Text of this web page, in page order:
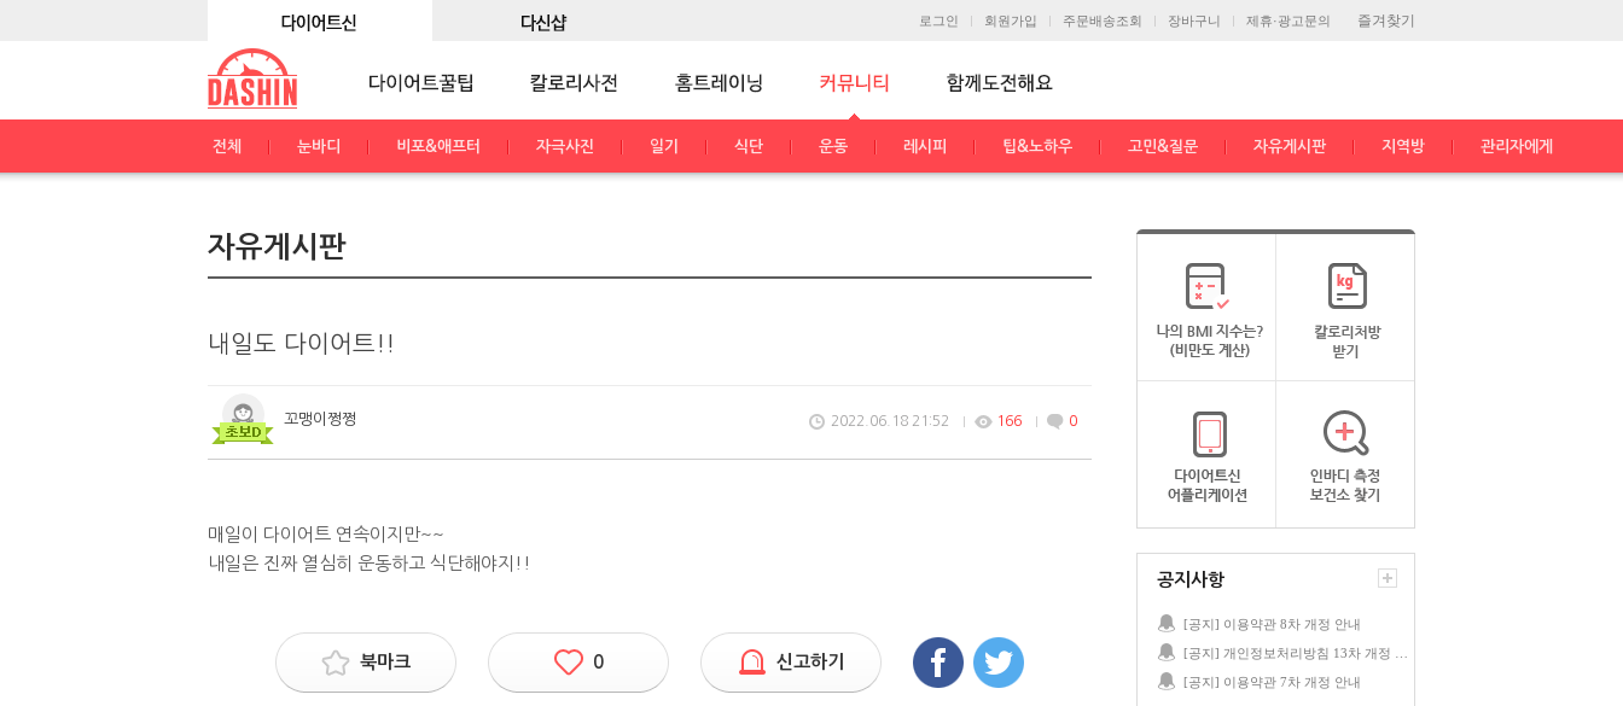
즐겨찾기
로그인 회원가입 주문배송조회 장바구니 제휴·광고문의
전체 눈바디 비포&애프터 자극사진 일기 식단 운동 레시피 팁&노하우 고민&질문 자유게시판 지역방 관리자에게
자유게시판
내일도 다이어트!!
꼬맹이쩡쩡 2022.06.18 21:52 166 0
매일이 다이어트 연속이지만~~
내일은 진짜 열심히 운동하고 식단해야지!!
북마크 0 신고하기
공지사항
[공지] 이용약관 8차 개정 안내
[공지] 이용약관 7차 개정 안내